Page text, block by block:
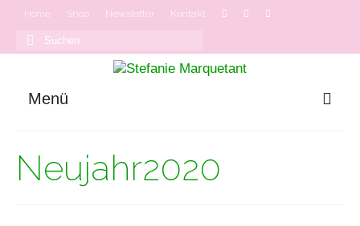
Home Shop Newsletter Kontakt
Suchen
Menü
Onlinekurse
Neujahr2020